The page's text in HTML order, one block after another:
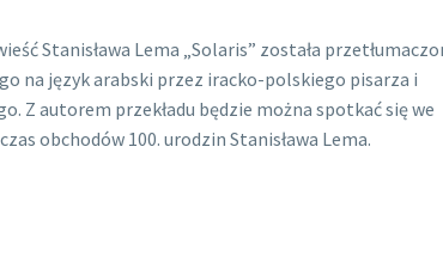
Stanisława Lema „Solaris” została
na język arabski przez iracko-polskiego pisarza i
Z autorem przekładu będzie można spotkać się we
obchodów 100. urodzin Stanisława Lema.